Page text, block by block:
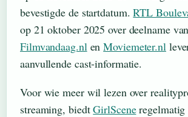
bevestigde de startdatum.RTL
op 21 oktober 2025 over deelname
Filmvandaag.nl enMoviemeter.nl
aanvullende cast-informatie.
Voor wie meer wil lezen over
streaming, biedtGirlSceneregelmatig